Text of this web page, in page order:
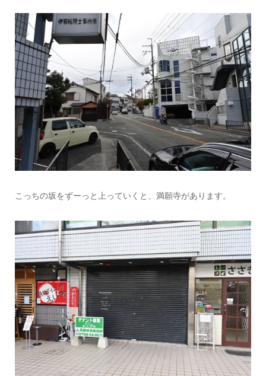
こっちの坂をずーっと上っていくと、満願寺があります。